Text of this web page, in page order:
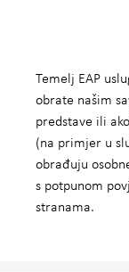
Temelj EAP
obrate našim
predstave ili
(na primjer u
obrađuju
s potpunom
stranama.